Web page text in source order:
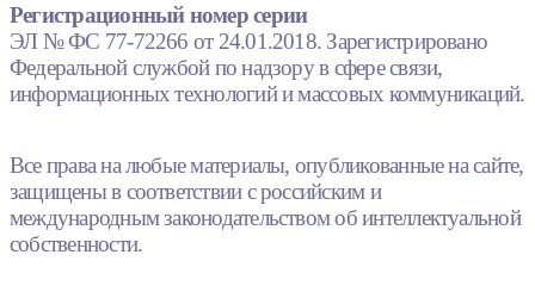
Регистрационный номер серии
ЭЛ № ФС 77-72266 от 24.01.2018. Зарегистрировано
Федеральной службой по надзору в сфере связи,
информационных технологий и массовых коммуникаций.
Все права на любые материалы, опубликованные на сайте,
защищены в соответствии с российским и
международным законодательством об интеллектуальной
собственности.